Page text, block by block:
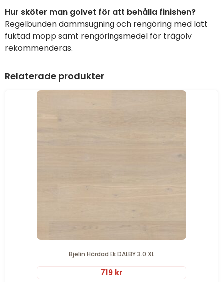
Hur sköter man golvet för att behålla finishen?
Regelbunden dammsugning och rengöring med lätt
fuktad mopp samt rengöringsmedel för trägolv
rekommenderas.
Relaterade produkter
Bjelin Härdad Ek DALBY 3.0 XL
719 kr